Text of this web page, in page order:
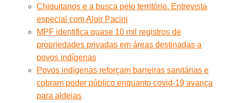
Chiquitanos e a busca pelo território. Entrevista
especial com Aloir Pacini
MPF identifica quase 10 mil registros de
propriedades privadas em áreas destinadas a
povos indígenas
Povos indígenas reforçam barreiras sanitárias e
cobram poder público enquanto covid-19 avança
para aldeias